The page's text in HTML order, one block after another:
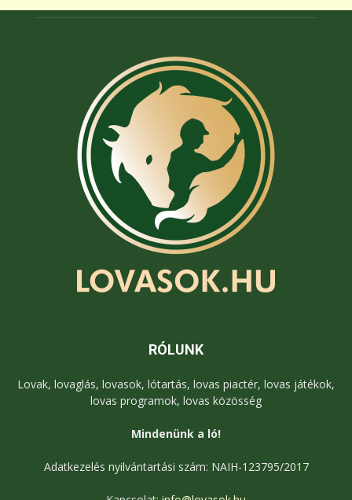
RÓLUNK
Lovak, lovaglás, lovasok, lótartás, lovas piactér, lovas játékok,
lovas programok, lovas közösség
Mindenünk a ló!
Adatkezelés nyilvántartási szám: NAIH-123795/2017